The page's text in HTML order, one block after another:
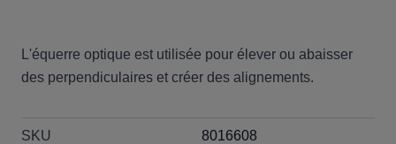
L'équerre optique est utilisée pour élever ou abaisser
des perpendiculaires et créer des alignements.
SKU 8016608